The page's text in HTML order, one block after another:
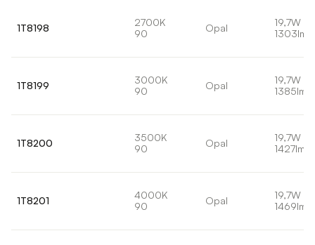
1T8198
2700K
90
Opal
19,7W
1303lm
1T8199
3000K
90
Opal
19,7W
1385lm
1T8200
3500K
90
Opal
19,7W
1427lm
1T8201
4000K
90
Opal
19,7W
1469lm